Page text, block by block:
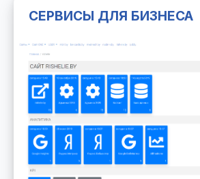
СЕРВИСЫ ДЛЯ БИЗНЕСА